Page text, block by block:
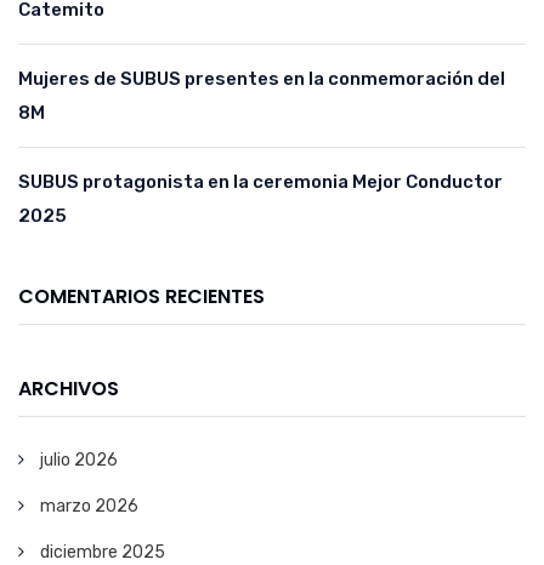
Catemito
Mujeres de SUBUS presentes en la conmemoración del
8M
SUBUS protagonista en la ceremonia Mejor Conductor
2025
COMENTARIOS RECIENTES
ARCHIVOS
julio 2026
marzo 2026
diciembre 2025